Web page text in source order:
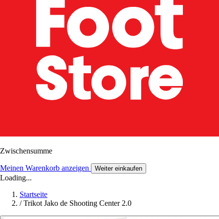
Zwischensumme
Meinen Warenkorb anzeigen Weiter einkaufen
Loading...
Startseite
/ Trikot Jako de Shooting Center 2.0